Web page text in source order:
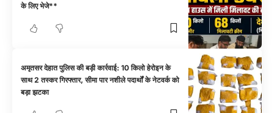
के लिए भेजे**
अमृतसर देहात पुलिस की बड़ी कार्रवाई: 10 किलो हेरोइन के
साथ 2 तस्कर गिरफ्तार, सीमा पार नशीले पदार्थों के नेटवर्क को
बड़ा झटका